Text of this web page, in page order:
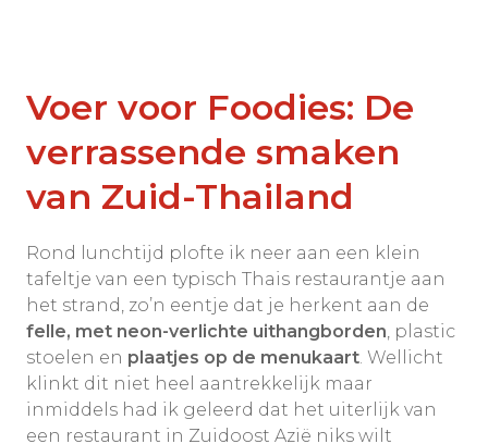
Voer voor Foodies: De
verrassende smaken
van Zuid-Thailand
Rond lunchtijd plofte ik neer aan een klein
tafeltje van een typisch Thais restaurantje aan
het strand, zo’n eentje dat je herkent aan de
felle, met neon-verlichte uithangborden, plastic
stoelen en plaatjes op de menukaart. Wellicht
klinkt dit niet heel aantrekkelijk maar
inmiddels had ik geleerd dat het uiterlijk van
een restaurant in Zuidoost Azië niks wilt